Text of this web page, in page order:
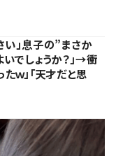
い」息子の”まさか
でしょうか？」→衝
ｗ」「天才だと思